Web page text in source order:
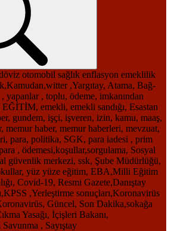
otomobil sağlık enflasyon emeklilik
,Yargıtay, Atama, Bağ-
, toplu, ödeme, imkanından
emekli, emekli sandığı, Esastan
gundem, işçi, işveren, izin, kamu, maaş,
memur haber, memur haberleri, mevzuat,
para, politika, SGK, para iadesi , prim
, ödemesi,koşullar,sorgulama, Sosyal
güvenlik merkezi, ssk, Şube Müdürlüğü,
yüz yüze eğitim, EBA,Milli Eğitim
Covid-19, Resmi Gazete,Danıştay
,Yerleştirme sonuçları,Koronavirüs
Güncel, Son Dakika,sokağa
Yasağı, İçişleri Bakanı,
, Sayıştay